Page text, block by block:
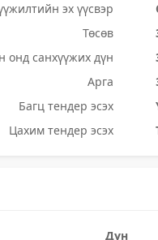
эх үүсвэр
Төсөв
онд санхүүжих дүн
Арга
Багц тендер эсэх
Цахим тендер эсэх
Дүн